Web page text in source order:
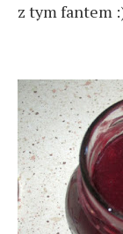
z tym fantem